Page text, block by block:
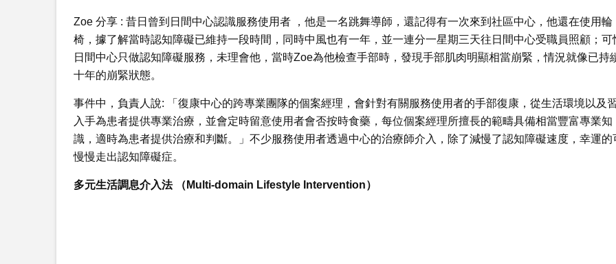
Zoe 分享 : 昔日曾到日間中心認識服務使用者 ，他是一名跳舞導師，還記得有一次來到社區中心，他還在使用輪
椅，據了解當時認知障礙已維持一段時間，同時中風也有一年，並一連分一星期三天往日間中心受職員照顧；可
日間中心只做認知障礙服務，未理會他，當時Zoe為他檢查手部時，發現手部肌肉明顯相當崩緊，情況就像已持
十年的崩緊狀態。
事件中，負責人說: 「復康中心的跨專業團隊的個案經理，會針對有關服務使用者的手部復康，從生活環境以及
入手為患者提供專業治療，並會定時留意使用者會否按時食藥，每位個案經理所擅長的範疇具備相當豐富專業知
識，適時為患者提供治療和判斷。」不少服務使用者透過中心的治療師介入，除了減慢了認知障礙速度，幸運的
慢慢走出認知障礙症。
多元生活調息介入法 （Multi-domain Lifestyle Intervention）